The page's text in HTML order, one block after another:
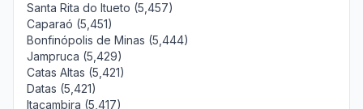
Santa Rita do Itueto (5,457)
Caparaó (5,451)
Bonfinópolis de Minas (5,444)
Jampruca (5,429)
Catas Altas (5,421)
Datas (5,421)
Itacambira (5,417)